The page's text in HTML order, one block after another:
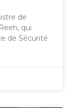
de
qui
de Sécurité